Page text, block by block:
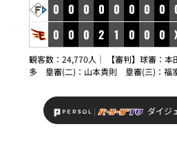
0 0 0 0 0 0 0 0
0 0 0 2 1 0 0 0
観客数：24,770人｜ 【審判】球審： 本
多 塁審(二)： 山本貴則 塁審(三)： 福
ダイジ